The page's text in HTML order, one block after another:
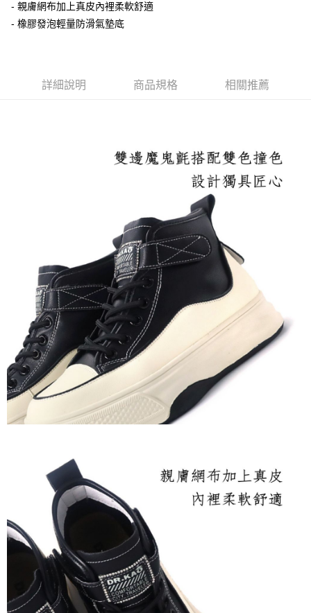
付款後萊爾富取貨
每筆NT$100，滿NT$2,000(含以上)免運費
- 親膚網布加上真皮內裡柔軟舒適
- 橡膠發泡輕量防滑氣墊底
詳細說明 商品規格 相關推薦